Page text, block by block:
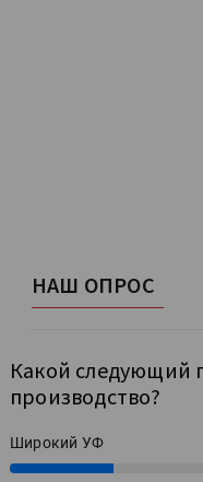
НАШ ОПРОС
Какой следующий
производство?
Широкий УФ
25%